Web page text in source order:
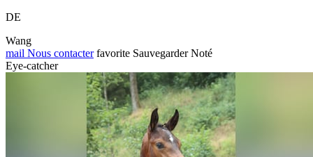
DE
Wang
mail Nous contacter favorite Sauvegarder Noté
Eye-catcher